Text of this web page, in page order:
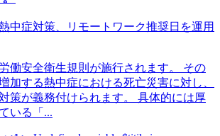
働安全衛生規則が施行されます。 その
加する熱中症における死亡災害に対し、
策が義務付けられます。 具体的には厚
いる「...